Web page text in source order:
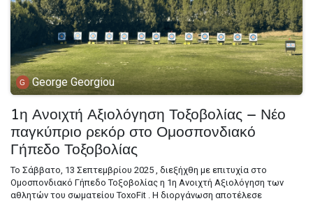
George Georgiou
1η Ανοιχτή Αξιολόγηση Τοξοβολίας – Νέο
παγκύπριο ρεκόρ στο Ομοσπονδιακό
Γήπεδο Τοξοβολίας
Το Σάββατο, 13 Σεπτεμβρίου 2025 , διεξήχθη με επιτυχία στο
Ομοσπονδιακό Γήπεδο Τοξοβολίας η 1η Ανοιχτή Αξιολόγηση των
αθλητών του σωματείου ToxoFit . Η διοργάνωση αποτέλεσε